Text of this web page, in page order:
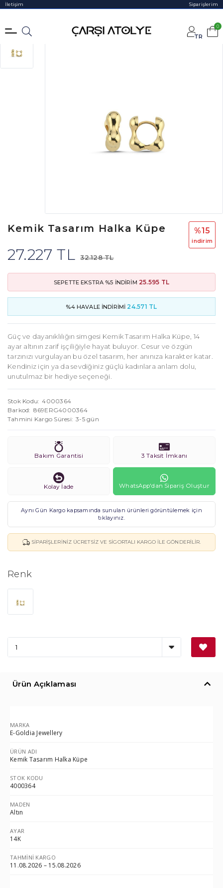
İletişim Siparişlerim
TR
0
Kemik Tasarım Halka Küpe
27.227 TL 32.128 TL
%15
i̇ndi̇ri̇m
SEPETTE EKSTRA %5 İNDİRİM 25.595 TL
%4 HAVALE İNDİRİMİ 24.571 TL
Güç ve dayanıklılığın simgesi Kemik Tasarım Halka Küpe, 14
ayar altının zarif işçiliğiyle hayat buluyor. Cesur ve özgün
tarzınızı vurgulayan bu özel tasarım, her anınıza karakter katar.
Kendiniz için ya da sevdiğiniz güçlü kadınlara anlam dolu,
unutulmaz bir hediye seçeneği.
Stok Kodu
4000364
Barkod
869ERG4000364
Tahmini Kargo Süresi
3-5 gün
Bakım Garantisi 3 Taksit İmkanı
Kolay İade WhatsApp'dan Sipariş Oluştur
Aynı Gün Kargo kapsamında sunulan ürünleri görüntülemek için
tıklayınız.
SIPARIŞLERINIZ ÜCRETSIZ VE SIGORTALI KARGO ILE GÖNDERILIR.
Renk
Ürün Açıklaması
MARKA
E-Goldia Jewellery
ÜRÜN ADI
Kemik Tasarım Halka Küpe
STOK KODU
4000364
MADEN
Altın
AYAR
14K
TAHMINI KARGO
11.08.2026 – 15.08.2026